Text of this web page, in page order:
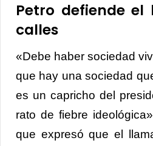
Petro defiende
calles
«Debe haber sociedad
que hay una sociedad
es un capricho del
rato de fiebre
que expresó que el